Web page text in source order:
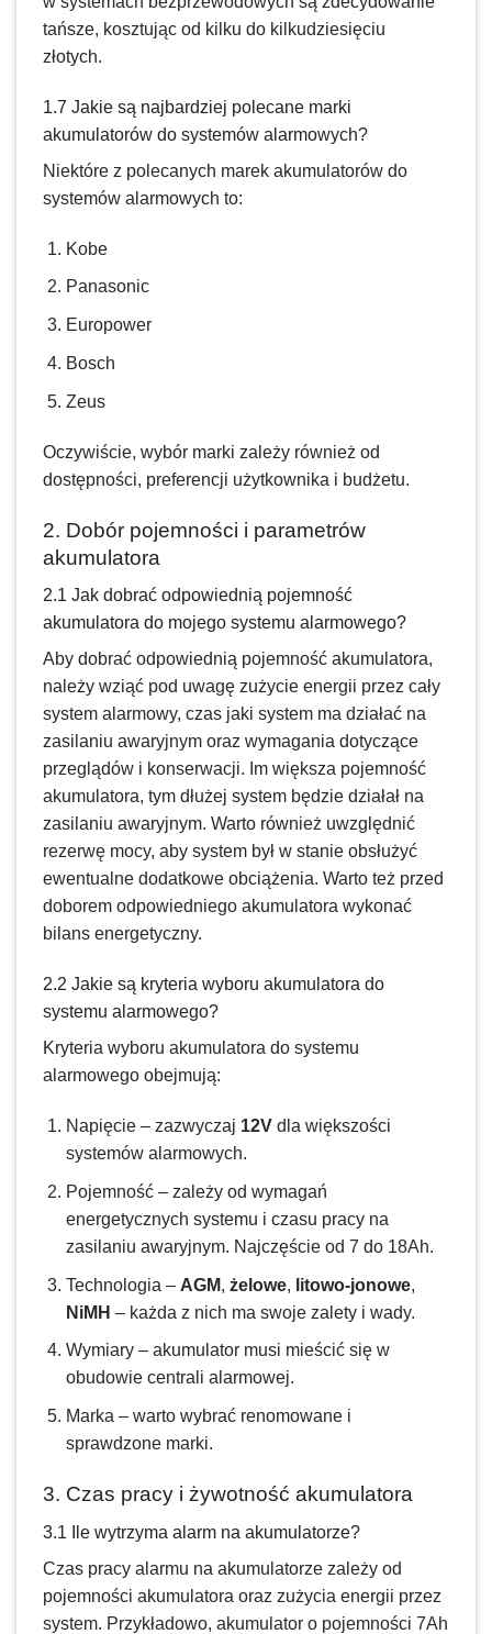
tańsze, kosztując od kilku do kilkudziesięciu
złotych.
1.7 Jakie są najbardziej polecane marki
akumulatorów do systemów alarmowych?
Niektóre z polecanych marek akumulatorów do
systemów alarmowych to:
Kobe
Panasonic
Europower
Bosch
Zeus
Oczywiście, wybór marki zależy również od
dostępności, preferencji użytkownika i budżetu.
2. Dobór pojemności i parametrów
akumulatora
2.1 Jak dobrać odpowiednią pojemność
akumulatora do mojego systemu alarmowego?
Aby dobrać odpowiednią pojemność akumulatora,
należy wziąć pod uwagę zużycie energii przez cały
system alarmowy, czas jaki system ma działać na
zasilaniu awaryjnym oraz wymagania dotyczące
przeglądów i konserwacji. Im większa pojemność
akumulatora, tym dłużej system będzie działał na
zasilaniu awaryjnym. Warto również uwzględnić
rezerwę mocy, aby system był w stanie obsłużyć
ewentualne dodatkowe obciążenia. Warto też przed
doborem odpowiedniego akumulatora wykonać
bilans energetyczny.
2.2 Jakie są kryteria wyboru akumulatora do
systemu alarmowego?
Kryteria wyboru akumulatora do systemu
alarmowego obejmują:
Napięcie – zazwyczaj 12V dla większości
systemów alarmowych.
Pojemność – zależy od wymagań
energetycznych systemu i czasu pracy na
zasilaniu awaryjnym. Najczęście od 7 do 18Ah.
Technologia – AGM,żelowe, litowo-jonowe,
NiMH – każda z nich ma swoje zalety i wady.
Wymiary – akumulator musi mieścić się w
obudowie centrali alarmowej.
Marka – warto wybrać renomowane i
sprawdzone marki.
3. Czas pracy i żywotność akumulatora
3.1 Ile wytrzyma alarm na akumulatorze?
Czas pracy alarmu na akumulatorze zależy od
pojemności akumulatora oraz zużycia energii przez
system. Przykładowo, akumulator o pojemności 7Ah